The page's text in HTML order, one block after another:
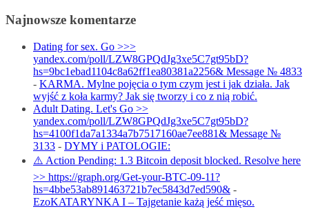
Najnowsze komentarze
Dating for sex. Go >>>
yandex.com/poll/LZW8GPQdJg3xe5C7gt95bD?
hs=9bc1ebad1104c8a62ff1ea80381a2256& Message № 4833
- KARMA. Mylne pojęcia o tym czym jest i jak działa. Jak
wyjść z koła karmy? Jak się tworzy i co z nią robić.
Adult Dating. Let's Go >>
yandex.com/poll/LZW8GPQdJg3xe5C7gt95bD?
hs=4100f1da7a1334a7b7517160ae7ee881& Message №
3133 - DYMY i PATOLOGIE:
⚠️ Action Pending: 1.3 Bitcoin deposit blocked. Resolve here
>> https://graph.org/Get-your-BTC-09-11?
hs=4bbe53ab891463721b7ec5843d7ed590& -
EzoKATARYNKA I – Tajgetanie każą jeść mięso.